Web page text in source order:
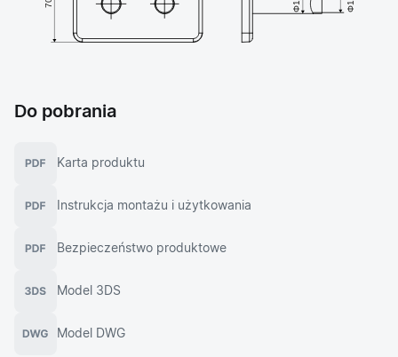
Do pobrania
Karta produktu
Instrukcja montażu i użytkowania
Bezpieczeństwo produktowe
Model 3DS
Model DWG